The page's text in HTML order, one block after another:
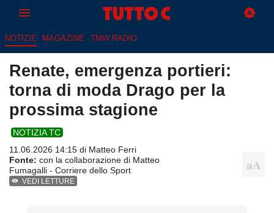
NOTIZIE MAGAZINE TMW RADIO
Renate, emergenza portieri:
torna di moda Drago per la
prossima stagione
NOTIZIA TC
11.06.2026 14:15 di Matteo Ferri
Fonte: con la collaborazione di Matteo
Fumagalli - Corriere dello Sport
VEDI LETTURE